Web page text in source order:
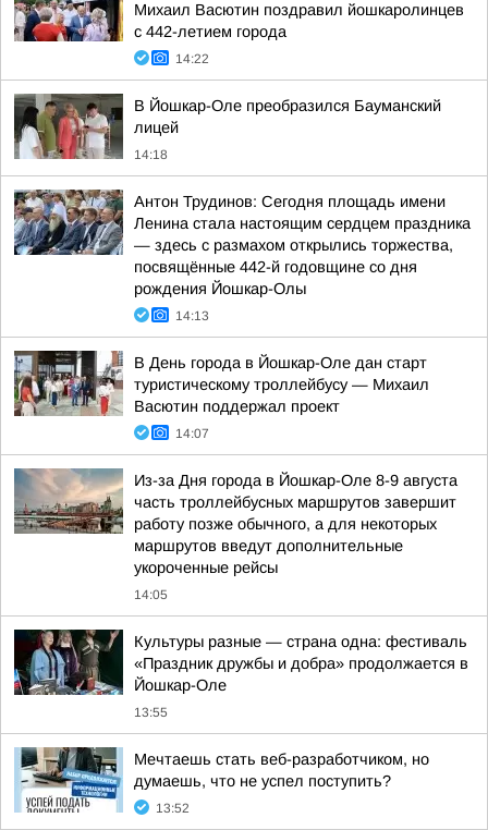
Михаил Васютин поздравил йошкаролинцев
с 442-летием города
14:22
В Йошкар-Оле преобразился Бауманский
лицей
14:18
Антон Трудинов: Сегодня площадь имени
Ленина стала настоящим сердцем праздника
— здесь с размахом открылись торжества,
посвящённые 442-й годовщине со дня
рождения Йошкар-Олы
14:13
В День города в Йошкар-Оле дан старт
туристическому троллейбусу — Михаил
Васютин поддержал проект
14:07
Из-за Дня города в Йошкар-Оле 8-9 августа
часть троллейбусных маршрутов завершит
работу позже обычного, а для некоторых
маршрутов введут дополнительные
укороченные рейсы
14:05
Культуры разные — страна одна: фестиваль
«Праздник дружбы и добра» продолжается в
Йошкар-Оле
13:55
Мечтаешь стать веб-разработчиком, но
думаешь, что не успел поступить?
13:52